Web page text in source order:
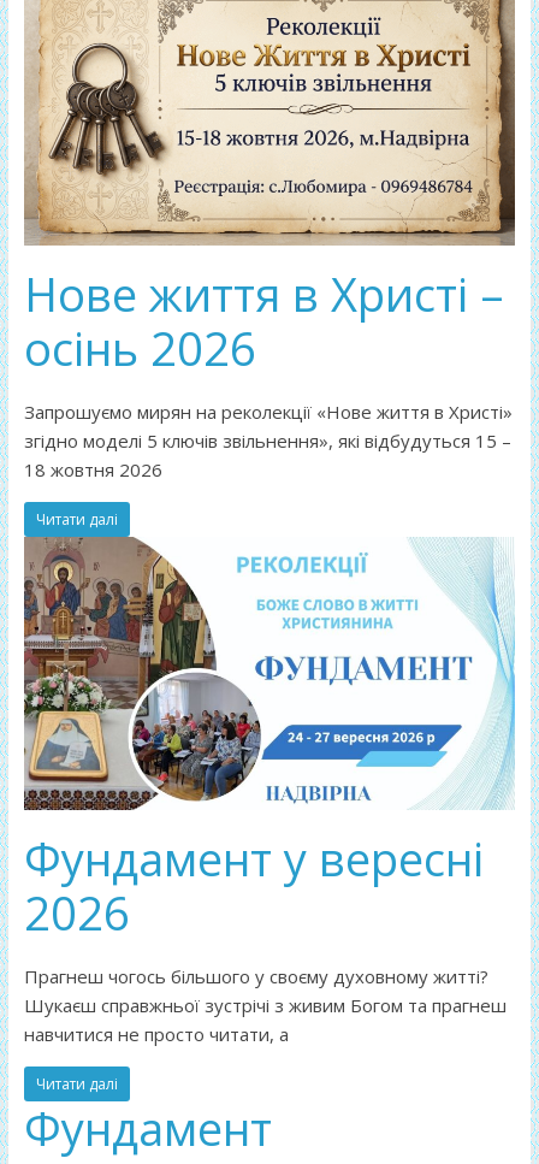
Нове життя в Христі –
осінь 2026
Запрошуємо мирян на реколекції «Нове життя в Христі»
згідно моделі 5 ключів звільнення», які відбудуться 15 –
18 жовтня 2026
Читати далі
Фундамент у вересні
2026
Прагнеш чогось більшого у своєму духовному житті?
Шукаєш справжньої зустрічі з живим Богом та прагнеш
навчитися не просто читати, а
Читати далі
Фундамент